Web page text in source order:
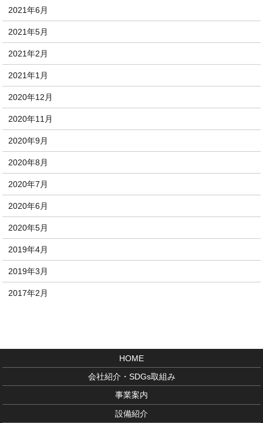
2021年6月
2021年5月
2021年2月
2021年1月
2020年12月
2020年11月
2020年9月
2020年8月
2020年7月
2020年6月
2020年5月
2019年4月
2019年3月
2017年2月
HOME
会社紹介・SDGs取組み
事業案内
設備紹介